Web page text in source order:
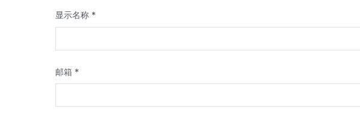
显示名称 *
邮箱 *